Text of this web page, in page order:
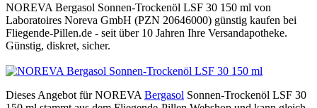
NOREVA Bergasol Sonnen-Trockenöl LSF 30 150 ml von
Laboratoires Noreva GmbH (PZN 20646000) günstig kaufen bei
Fliegende-Pillen.de - seit über 10 Jahren Ihre Versandapotheke.
Günstig, diskret, sicher.
Dieses Angebot für NOREVA Bergasol Sonnen-Trockenöl LSF 30